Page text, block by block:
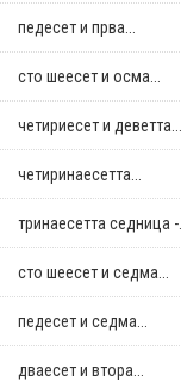
педесет и прва...
сто шеесет и осма...
четириесет и деветта...
четиринаесетта...
тринаесетта седница -...
сто шеесет и седма...
педесет и седма...
дваесет и втора...